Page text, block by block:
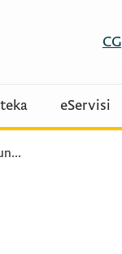
CG
eServisi
...